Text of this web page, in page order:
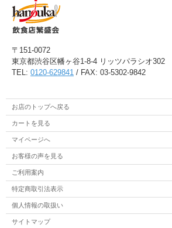
〒151-0072
東京都渋谷区幡ヶ谷1-8-4 リッツパラシオ302
TEL: 0120-629841 / FAX: 03-5302-9842
お店のトップへ戻る
カートを見る
マイページへ
お客様の声を見る
ご利用案内
特定商取引法表示
個人情報の取扱い
サイトマップ